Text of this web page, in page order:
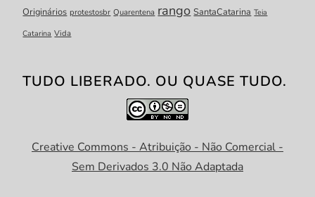
Originários protestosbr Quarentena rango SantaCatarina Teia
Catarina Vida
TUDO LIBERADO. OU QUASE TUDO.
Creative Commons - Atribuição - Não Comercial -
Sem Derivados 3.0 Não Adaptada